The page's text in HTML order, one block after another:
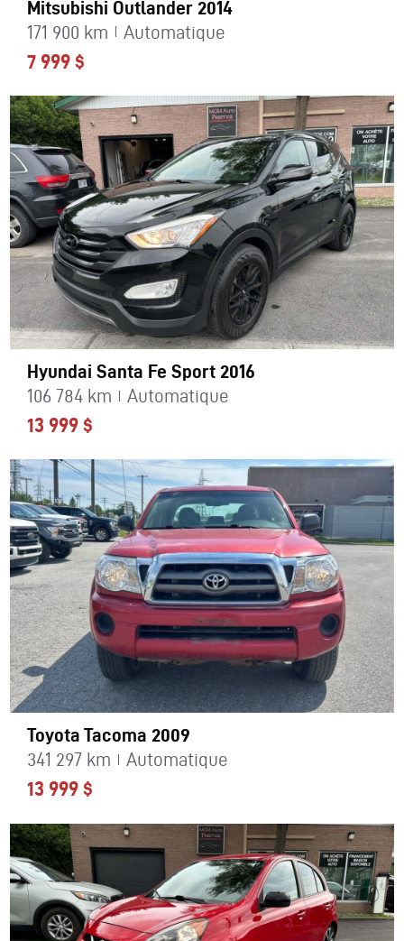
Mitsubishi Outlander 2014
171 900 km
Automatique
7 999 $
Hyundai Santa Fe Sport 2016
106 784 km
Automatique
13 999 $
Toyota Tacoma 2009
341 297 km
Automatique
13 999 $